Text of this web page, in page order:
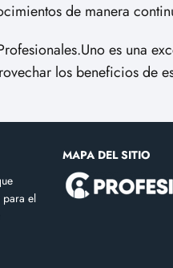
de manera
es una
los beneficios de
para el
MAPA DEL SITIO